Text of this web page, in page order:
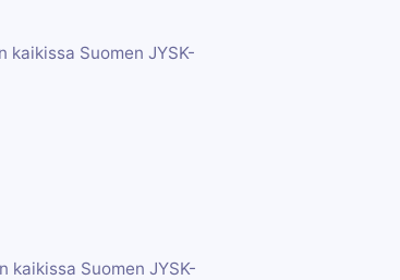
Suomen JYSK-
Suomen JYSK-